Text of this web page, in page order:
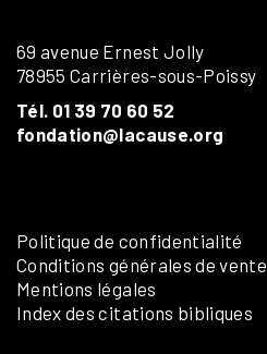
69 avenue Ernest Jolly
78955 Carrières-sous-Poissy
Tél. 01 39 70 60 52
fondation@lacause.org
Politique de confidentialité
Conditions générales de vente
Mentions légales
Index des citations bibliques